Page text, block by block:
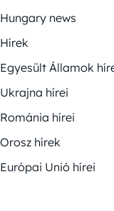
Hungary news
Hírek
Egyesült Államok
Ukrajna hírei
Románia hírei
Orosz hírek
Európai Unió hírei